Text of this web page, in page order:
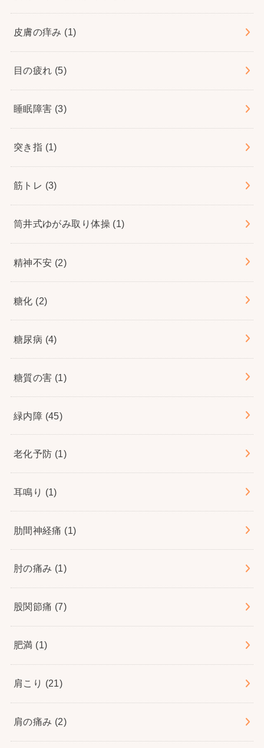
皮膚の痒み (1)
目の疲れ (5)
睡眠障害 (3)
突き指 (1)
筋トレ (3)
筒井式ゆがみ取り体操 (1)
精神不安 (2)
糖化 (2)
糖尿病 (4)
糖質の害 (1)
緑内障 (45)
老化予防 (1)
耳鳴り (1)
肋間神経痛 (1)
肘の痛み (1)
股関節痛 (7)
肥満 (1)
肩こり (21)
肩の痛み (2)